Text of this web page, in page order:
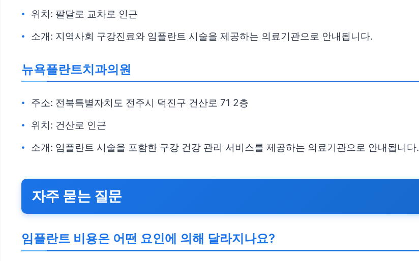
위치: 팔달로 교차로 인근
소개: 지역사회 구강진료와 임플란트 시술을 제공하는 의료기관으로 안내됩니다.
뉴욕플란트치과의원
주소: 전북특별자치도 전주시 덕진구 건산로 71 2층
위치: 건산로 인근
소개: 임플란트 시술을 포함한 구강 건강 관리 서비스를 제공하는 의료기관으로 안내됩니다.
자주 묻는 질문
임플란트 비용은 어떤 요인에 의해 달라지나요?